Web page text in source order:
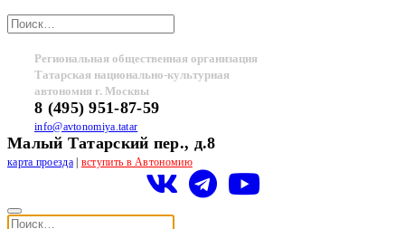
Региональная общественная организация
Татарская национально-культурная
автономия г. Москвы
8 (495) 951-87-59
info@avtonomiya.tatar
Малый Татарский пер., д.8
карта проезда| вступить в Автономию